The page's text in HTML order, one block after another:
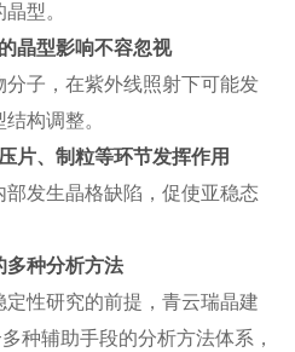
型。
晶型影响不容忽视
子，在紫外线照射下可能发
构调整。
片、制粒等环节发挥作用
发生晶格缺陷，促使亚稳态
多种分析方法
性研究的前提，青云瑞晶建
种辅助手段的分析方法体系，